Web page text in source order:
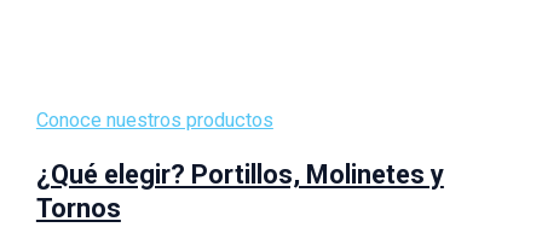
Conoce nuestros productos
¿Qué elegir? Portillos, Molinetes y
Tornos